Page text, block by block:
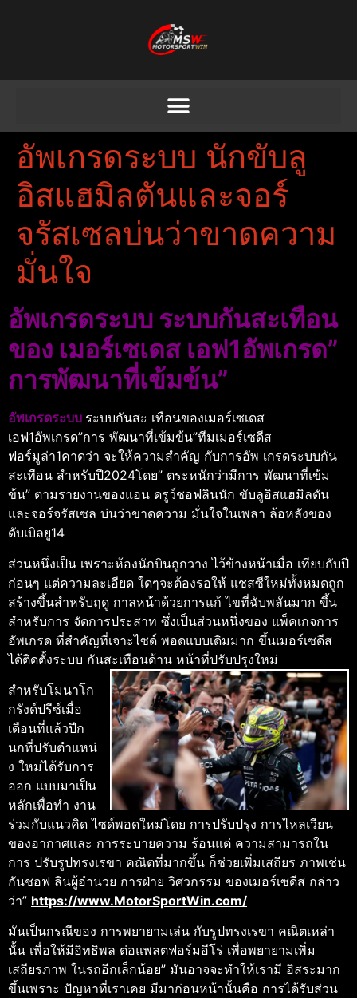
อัพเกรดระบบ นักขับลู
อิสแฮมิลตันและจอร์
จรัสเซลบ่นว่าขาดความ
มั่นใจ
อัพเกรดระบบ ระบบกันสะเทือน
ของ เมอร์เซเดส เอฟ1อัพเกรด”
การพัฒนาที่เข้มข้น”
อัพเกรดระบบ ระบบกันสะ เทือนของเมอร์เซเดส
เอฟ1อัพเกรด”การ พัฒนาที่เข้มข้น”ทีมเมอร์เซดีส
ฟอร์มูล่า1คาดว่า จะให้ความสําคัญ กับการอัพ เกรดระบบกัน
สะเทือน สําหรับปี2024โดย” ตระหนักว่ามีการ พัฒนาที่เข้ม
ข้น” ตามรายงานของแอน ดรูว์ชอฟลินนัก ขับลูอิสแฮมิลตัน
และจอร์จรัสเซล บ่นว่าขาดความ มั่นใจในเพลา ล้อหลังของ
ดับเบิลยู14
ส่วนหนึ่งเป็น เพราะห้องนักบินถูกวาง ไว้ข้างหน้าเมื่อ เทียบกับปี
ก่อนๆ แต่ความละเอียด ใดๆจะต้องรอให้ แชสซีใหม่ทั้งหมดถูก
สร้างขึ้นสําหรับฤดู กาลหน้าด้วยการแก้ ไขที่ฉับพลันมาก ขึ้น
สําหรับการ จัดการประสาท ซึ่งเป็นส่วนหนึ่งของ แพ็คเกจการ
อัพเกรด ที่สําคัญที่เจาะไซด์ พอดแบบเดิมมาก ขึ้นเมอร์เซดีส
ได้ติดตั้งระบบ กันสะเทือนด้าน หน้าที่ปรับปรุงใหม่
สําหรับโมนาโก
กรังด์ปรีซ์เมื่อ
เดือนที่แล้วปีก
นกที่ปรับตําแหน่
ง ใหม่ได้รับการ
ออก แบบมาเป็น
หลักเพื่อทํา งาน
ร่วมกับแนวคิด ไซด์พอดใหม่โดย การปรับปรุง การไหลเวียน
ของอากาศและ การระบายความ ร้อนแต่ ความสามารถใน
การ ปรับรูปทรงเรขา คณิตที่มากขึ้น ก็ช่วยเพิ่มเสถียร ภาพเช่น
กันชอฟ ลินผู้อํานวย การฝ่าย วิศวกรรม ของเมอร์เซดีส กล่าว
ว่า” https://www.MotorSportWin.com/
มันเป็นกรณีของ การพยายามเล่น กับรูปทรงเรขา คณิตเหล่า
นั้น เพื่อให้มีอิทธิพล ต่อแพลตฟอร์มอีโร่ เพื่อพยายามเพิ่ม
เสถียรภาพ ในรถอีกเล็กน้อย” มันอาจจะทําให้เรามี อิสระมาก
ขึ้นเพราะ ปัญหาที่เราเคย มีมาก่อนหน้านั้นคือ การได้รับส่วน